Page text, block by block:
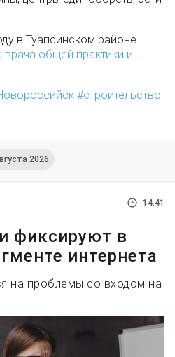
в Туапсинском районе
врача общей практики и
строительство
2026
14:41
фиксируют в
интернета
на проблемы со входом на